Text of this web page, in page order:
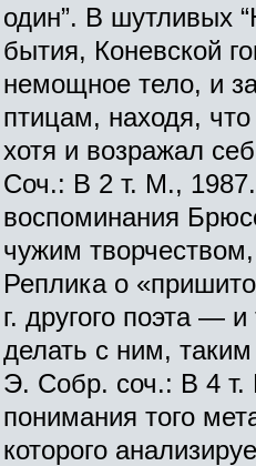
один”. В шутливых
бытия, Коневской
немощное тело, и
птицам, находя,
хотя и возражал
Соч.: В 2 т. М.,
воспоминания
чужим
Реплика о
г. другого поэта —
делать с ним,
Э. Собр. соч.: В 4
понимания того
которого